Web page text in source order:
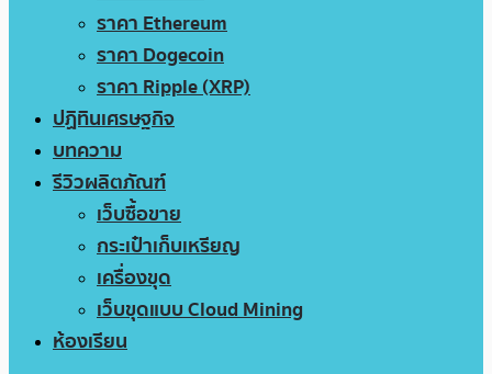
ราคา Ethereum
ราคา Dogecoin
ราคา Ripple (XRP)
ปฏิทินเศรษฐกิจ
บทความ
รีวิวผลิตภัณฑ์
เว็บซื้อขาย
กระเป๋าเก็บเหรียญ
เครื่องขุด
เว็บขุดแบบ Cloud Mining
ห้องเรียน